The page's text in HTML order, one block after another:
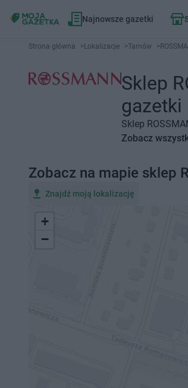
Najnowsze gazetki
Strona główna >Lokalizacje >Tarnów >
Sklep
gazetki
Sklep
Zobacz
Zobacz na mapie sklep
Znajdź moją lokalizację
+
−